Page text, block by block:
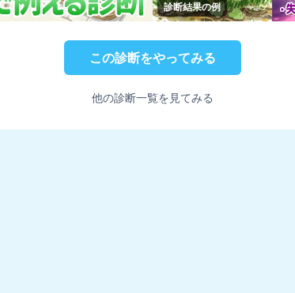
診断結果の例
この診断をやってみる
他の診断一覧を見てみる